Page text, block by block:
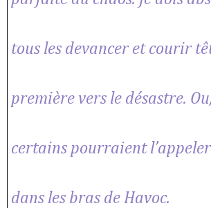
tous les devancer et courir
première vers le désastre.
certains pourraient
dans les bras de Havoc.